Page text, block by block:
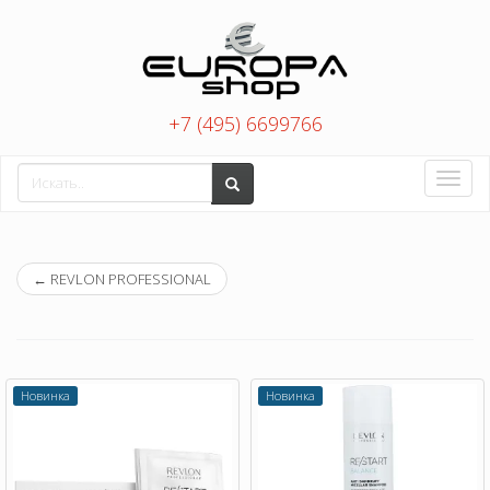
+7 (495) 6699766
Toggle
← REVLON PROFESSIONAL
Новинка Новинка